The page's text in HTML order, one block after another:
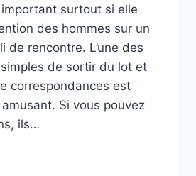
surtout si elle
des hommes sur un
de rencontre. L’une des
de sortir du lot et
correspondances est
amusant. Si vous pouvez
ils…